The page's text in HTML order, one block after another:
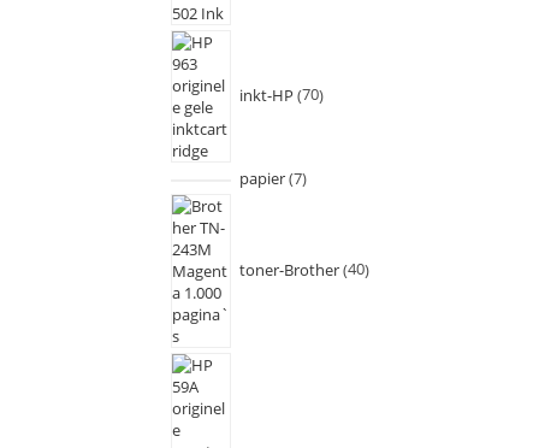
inkt-HP 70
papier 7
toner-Brother 40